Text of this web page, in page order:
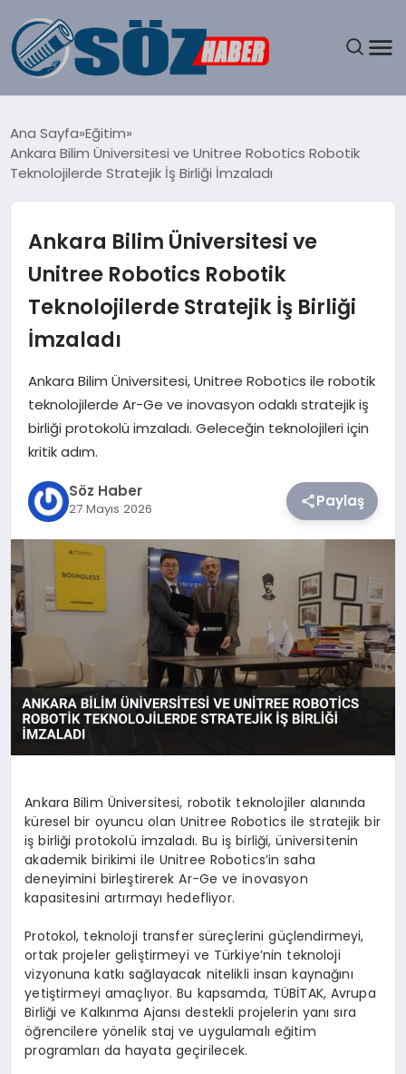
SPOR
EĞITIM
DÜNYA
TEKNOLOJI
SIYASET
YAŞAM
Ana Sayfa Eğitim
Ankara Bilim Üniversitesi ve Unitree Robotics Robotik
Teknolojilerde Stratejik İş Birliği İmzaladı
Ankara Bilim Üniversitesi ve
Unitree Robotics Robotik
Teknolojilerde Stratejik İş Birliği
İmzaladı
Ankara Bilim Üniversitesi, Unitree Robotics ile robotik
teknolojilerde Ar-Ge ve inovasyon odaklı stratejik iş
birliği protokolü imzaladı. Geleceğin teknolojileri için
kritik adım.
Söz Haber
27 Mayıs 2026 Paylaş
Ankara Bilim Üniversitesi, robotik teknolojiler alanında
küresel bir oyuncu olan Unitree Robotics ile stratejik bir
iş birliği protokolü imzaladı. Bu iş birliği, üniversitenin
akademik birikimi ile Unitree Robotics’in saha
deneyimini birleştirerek Ar-Ge ve inovasyon
kapasitesini artırmayı hedefliyor.
Protokol, teknoloji transfer süreçlerini güçlendirmeyi,
ortak projeler geliştirmeyi ve Türkiye’nin teknoloji
vizyonuna katkı sağlayacak nitelikli insan kaynağını
yetiştirmeyi amaçlıyor. Bu kapsamda, TÜBİTAK, Avrupa
Birliği ve Kalkınma Ajansı destekli projelerin yanı sıra
öğrencilere yönelik staj ve uygulamalı eğitim
programları da hayata geçirilecek.